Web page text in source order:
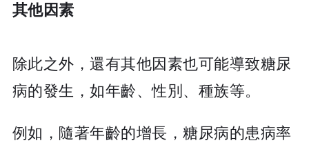
其他因素
除此之外，還有其他因素也可能導致糖尿
病的發生，如年齡、性別、種族等。
例如，隨著年齡的增長，糖尿病的患病率